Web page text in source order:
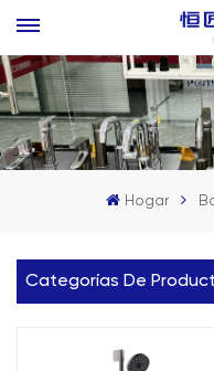
Hogar
Categorías De